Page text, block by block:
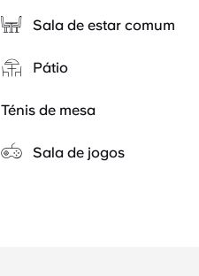
Sala de estar comum
Pátio
Ténis de mesa
Sala de jogos